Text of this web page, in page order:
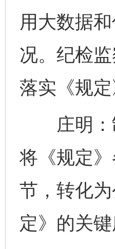
用大数据
况。纪检
落实《规
庄明：制
将《规定
节，转化
定》的关键